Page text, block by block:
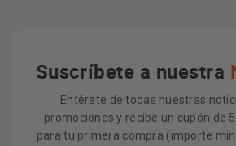
Suscríbete a nuestra
Entérate de todas nuestras
promociones y recibe un cupón de
para tu primera compra (importe